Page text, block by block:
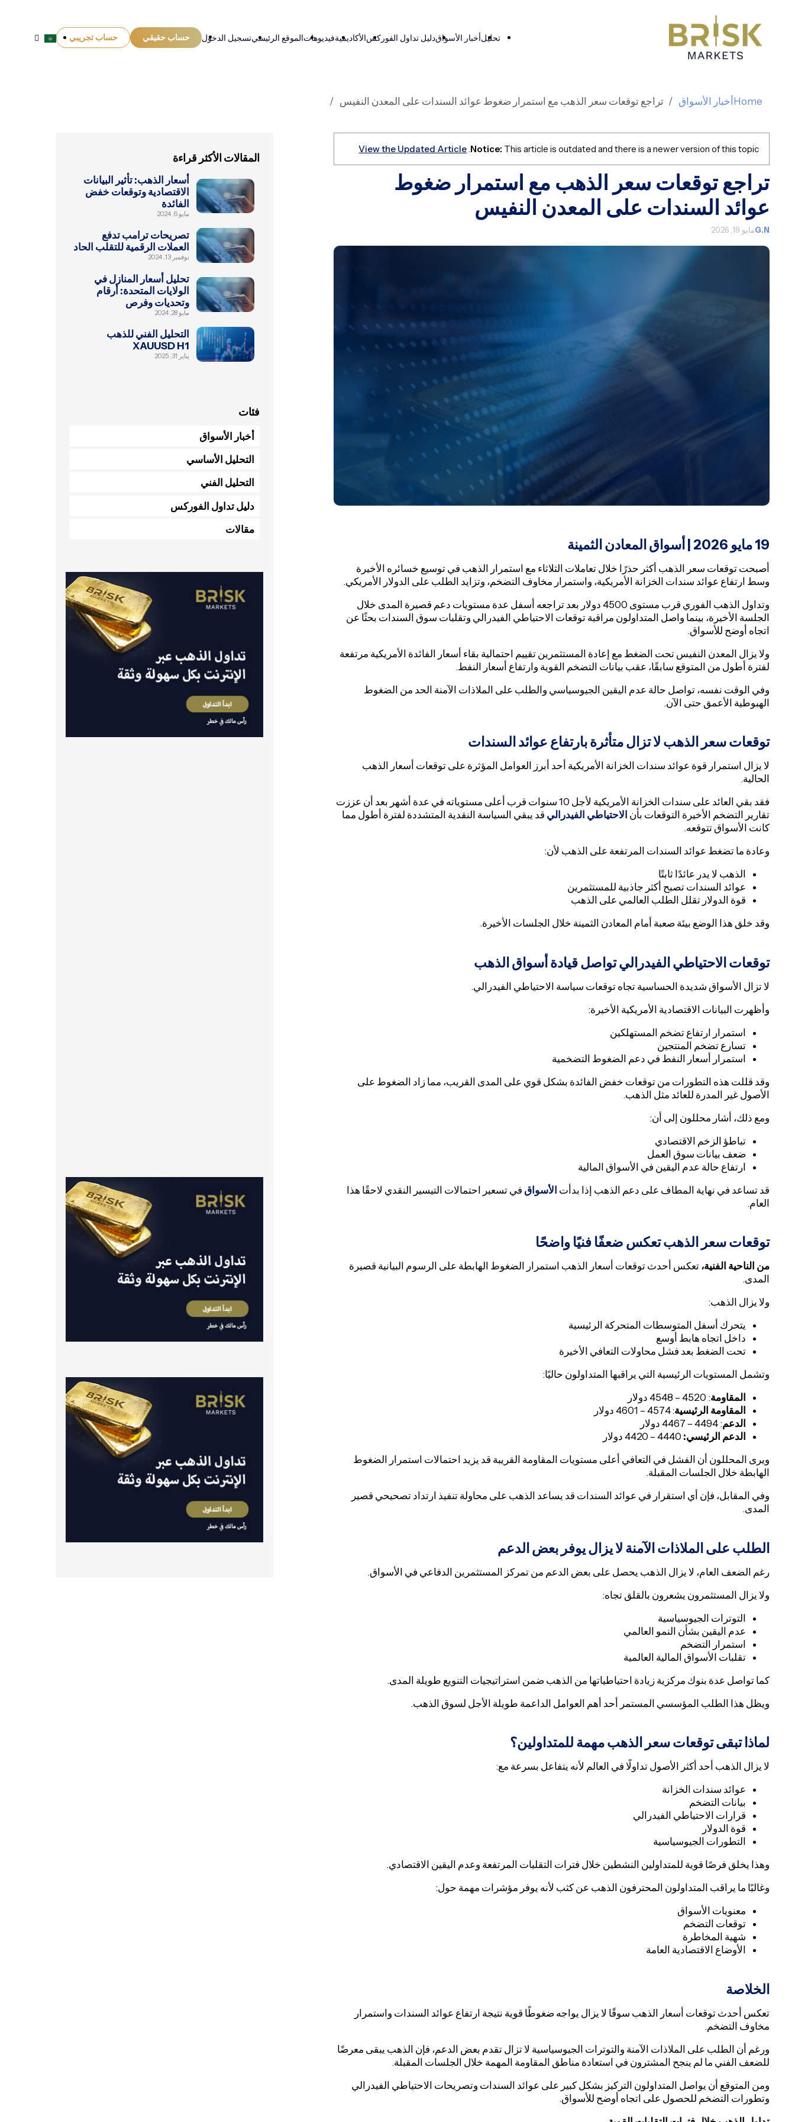
تحليلأخبار الأسواقدليل تداول الفوركسالأكاديميةفيديوهاتالموقع الرئيسيتسجيل الدخول حساب حقيقي حساب تجريبي
Homeأخبار الأسواق تراجع توقعات سعر الذهب مع استمرار ضغوط عوائد السندات على المعدن النفيس
Notice: This article is outdated and there is a newer version of this topic.
View the Updated Article
تراجع توقعات سعر الذهب مع استمرار ضغوط
عوائد السندات على المعدن النفيس
G.Nمايو 19, 2026
19مايو 2026 | أسواق المعادن الثمينة
أصبحت توقعات سعر الذهب أكثر حذرًا خلال تعاملات الثلاثاء مع استمرار الذهب في توسيع خسائره الأخيرة
وسط ارتفاع عوائد سندات الخزانة الأمريكية، واستمرار مخاوف التضخم، وتزايد الطلب على الدولار الأمريكي.
وتداول الذهب الفوري قرب مستوى 4500 دولار بعد تراجعه أسفل عدة مستويات دعم قصيرة المدى خلال
الجلسة الأخيرة، بينما واصل المتداولون مراقبة توقعات الاحتياطي الفيدرالي وتقلبات سوق السندات بحثًا عن
اتجاه أوضح للأسواق.
ولا يزال المعدن النفيس تحت الضغط مع إعادة المستثمرين تقييم احتمالية بقاء أسعار الفائدة الأمريكية مرتفعة
لفترة أطول من المتوقع سابقًا، عقب بيانات التضخم القوية وارتفاع أسعار النفط.
وفي الوقت نفسه، تواصل حالة عدم اليقين الجيوسياسي والطلب على الملاذات الآمنة الحد من الضغوط
الهبوطية الأعمق حتى الآن.
توقعات سعر الذهب لا تزال متأثرة بارتفاع عوائد السندات
لا يزال استمرار قوة عوائد سندات الخزانة الأمريكية أحد أبرز العوامل المؤثرة على توقعات أسعار الذهب
الحالية.
فقد بقي العائد على سندات الخزانة الأمريكية لأجل 10 سنوات قرب أعلى مستوياته في عدة أشهر بعد أن عززت
تقارير التضخم الأخيرة التوقعات بأن الاحتياطي الفيدرالي قد يبقي السياسة النقدية المتشددة لفترة أطول مما
كانت الأسواق تتوقعه.
وعادة ما تضغط عوائد السندات المرتفعة على الذهب لأن:
الذهب لا يدر عائدًا ثابتًا
عوائد السندات تصبح أكثر جاذبية للمستثمرين
قوة الدولار تقلل الطلب العالمي على الذهب
وقد خلق هذا الوضع بيئة صعبة أمام المعادن الثمينة خلال الجلسات الأخيرة.
توقعات الاحتياطي الفيدرالي تواصل قيادة أسواق الذهب
لا تزال الأسواق شديدة الحساسية تجاه توقعات سياسة الاحتياطي الفيدرالي.
وأظهرت البيانات الاقتصادية الأمريكية الأخيرة:
استمرار ارتفاع تضخم المستهلكين
تسارع تضخم المنتجين
استمرار أسعار النفط في دعم الضغوط التضخمية
وقد قللت هذه التطورات من توقعات خفض الفائدة بشكل قوي على المدى القريب، مما زاد الضغوط على
الأصول غير المدرة للعائد مثل الذهب.
ومع ذلك، أشار محللون إلى أن:
تباطؤ الزخم الاقتصادي
ضعف بيانات سوق العمل
ارتفاع حالة عدم اليقين في الأسواق المالية
قد تساعد في نهاية المطاف على دعم الذهب إذا بدأت الأسواق في تسعير احتمالات التيسير النقدي لاحقًا هذا
العام.
توقعات سعر الذهب تعكس ضعفًا فنيًا واضحًا
من الناحية الفنية، تعكس أحدث توقعات أسعار الذهب استمرار الضغوط الهابطة على الرسوم البيانية قصيرة
المدى.
ولا يزال الذهب:
يتحرك أسفل المتوسطات المتحركة الرئيسية
داخل اتجاه هابط أوسع
تحت الضغط بعد فشل محاولات التعافي الأخيرة
وتشمل المستويات الرئيسية التي يراقبها المتداولون حاليًا:
المقاومة: 4520 – 4548 دولار
المقاومة الرئيسية: 4574 – 4601 دولار
الدعم: 4494 – 4467 دولار
الدعم الرئيسي:
ويرى المحللون أن الفشل في التعافي أعلى مستويات المقاومة القريبة قد يزيد احتمالات استمرار الضغوط
الهابطة خلال الجلسات المقبلة.
وفي المقابل، فإن أي استقرار في عوائد السندات قد يساعد الذهب على محاولة تنفيذ ارتداد تصحيحي قصير
المدى.
الطلب على الملاذات الآمنة لا يزال يوفر بعض الدعم
رغم الضعف العام، لا يزال الذهب يحصل على بعض الدعم من تمركز المستثمرين الدفاعي في الأسواق.
ولا يزال المستثمرون يشعرون بالقلق تجاه:
التوترات الجيوسياسية
عدم اليقين بشأن النمو العالمي
استمرار التضخم
تقلبات الأسواق المالية العالمية
كما تواصل عدة بنوك مركزية زيادة احتياطياتها من الذهب ضمن استراتيجيات التنويع طويلة المدى.
ويظل هذا الطلب المؤسسي المستمر أحد أهم العوامل الداعمة طويلة الأجل لسوق الذهب.
لماذا تبقى توقعات سعر الذهب مهمة للمتداولين؟
لا يزال الذهب أحد أكثر الأصول تداولًا في العالم لأنه يتفاعل بسرعة مع:
عوائد سندات الخزانة
بيانات التضخم
قرارات الاحتياطي الفيدرالي
قوة الدولار
التطورات الجيوسياسية
وهذا يخلق فرصًا قوية للمتداولين النشطين خلال فترات التقلبات المرتفعة وعدم اليقين الاقتصادي.
وغالبًا ما يراقب المتداولون المحترفون الذهب عن كثب لأنه يوفر مؤشرات مهمة حول:
معنويات الأسواق
توقعات التضخم
شهية المخاطرة
الأوضاع الاقتصادية العامة
الخلاصة
تعكس أحدث توقعات أسعار الذهب سوقًا لا يزال يواجه ضغوطًا قوية نتيجة ارتفاع عوائد السندات واستمرار
مخاوف التضخم.
ورغم أن الطلب على الملاذات الآمنة والتوترات الجيوسياسية لا تزال تقدم بعض الدعم، فإن الذهب يبقى معرضًا
للضعف الفني ما لم ينجح المشترون في استعادة مناطق المقاومة المهمة خلال الجلسات المقبلة.
ومن المتوقع أن يواصل المتداولون التركيز بشكل كبير على عوائد السندات وتصريحات الاحتياطي الفيدرالي
وتطورات التضخم للحصول على اتجاه أوضح للأسواق.
المقالات الأكثر قراءة
أسعار الذهب: تأثير البيانات
الاقتصادية وتوقعات خفض
الفائدة
مايو 6, 2024
تصريحات ترامب تدفع
العملات الرقمية للتقلب الحاد
نوفمبر 13, 2024
تحليل أسعار المنازل في
الولايات المتحدة: أرقام
وتحديات وفرص
مايو 28, 2024
التحليل الفني للذهب
XAUUSD H1
يناير 31, 2025
فئات
أخبار الأسواق
التحليل الأساسي
التحليل الفني
دليل تداول الفوركس
مقالات